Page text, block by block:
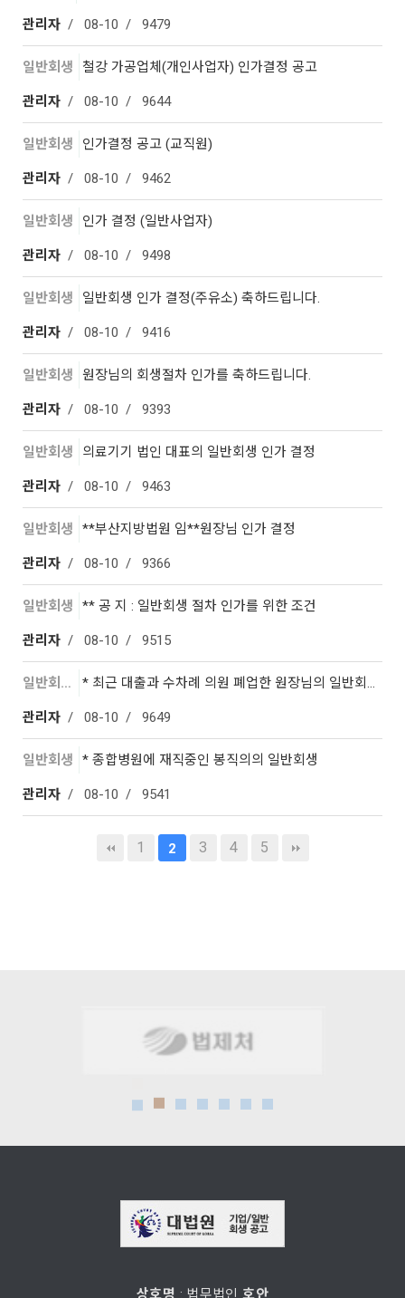
관리자 08-10 9479
일반회생 철강 가공업체(개인사업자) 인가결정 공고
관리자 08-10 9644
일반회생 인가결정 공고 (교직원)
관리자 08-10 9462
일반회생 인가 결정 (일반사업자)
관리자 08-10 9498
일반회생 일반회생 인가 결정(주유소) 축하드립니다.
관리자 08-10 9416
일반회생 원장님의 회생절차 인가를 축하드립니다.
관리자 08-10 9393
일반회생 의료기기 법인 대표의 일반회생 인가 결정
관리자 08-10 9463
일반회생 **부산지방법원 임**원장님 인가 결정
관리자 08-10 9366
일반회생 ** 공 지 : 일반회생 절차 인가를 위한 조건
관리자 08-10 9515
일반회생 * 최근 대출과 수차례 의원 폐업한 원장님의 일반회생
관리자 08-10 9649
일반회생 * 종합병원에 재직중인 봉직의의 일반회생
관리자 08-10 9541
1 2 3 4 5